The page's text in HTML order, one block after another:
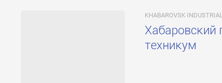
KHABAROVSK
техникум